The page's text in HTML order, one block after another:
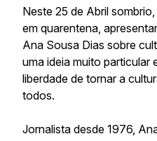
Neste 25 de Abril
em quarentena,
Ana Sousa Dias sobre
uma ideia muito particular
liberdade de tornar a
todos.
Jornalista desde 1976,